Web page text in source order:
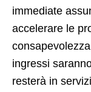
immediate
accelerare le
ingressi
resterà in